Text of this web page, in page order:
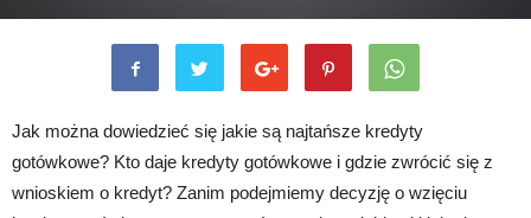
Jak można dowiedzieć się jakie są najtańsze kredyty
gotówkowe? Kto daje kredyty gotówkowe i gdzie zwrócić się z
wnioskiem o kredyt? Zanim podejmiemy decyzję o wzięciu